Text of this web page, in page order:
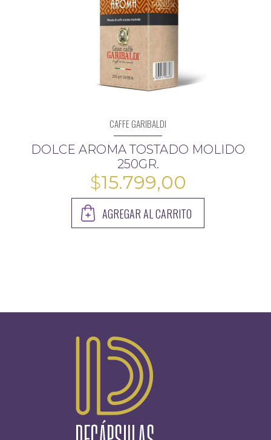
CAFFE GARIBALDI
DOLCE AROMA TOSTADO MOLIDO
250GR.
$15.799,00
AGREGAR AL CARRITO